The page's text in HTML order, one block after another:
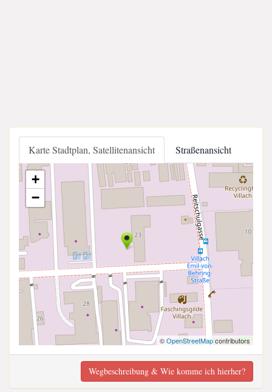
Karte Stadtplan, Satellitenansicht Straßenansicht
+
−
©OpenStreetMapcontributors
Wegbeschreibung & Wie komme ich hierher?